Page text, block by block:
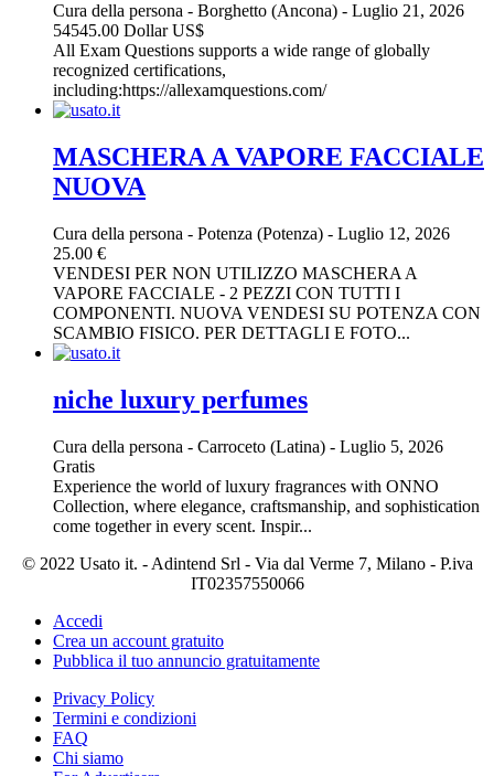
Cura della persona - Borghetto (Ancona) - Luglio 21, 2026
54545.00 Dollar US$
All Exam Questions supports a wide range of globally
recognized certifications,
including:https://allexamquestions.com/
MASCHERA A VAPORE FACCIALE
NUOVA
Cura della persona - Potenza (Potenza) - Luglio 12, 2026
25.00 €
VENDESI PER NON UTILIZZO MASCHERA A
VAPORE FACCIALE - 2 PEZZI CON TUTTI I
COMPONENTI. NUOVA VENDESI SU POTENZA CON
SCAMBIO FISICO. PER DETTAGLI E FOTO...
niche luxury perfumes
Cura della persona - Carroceto (Latina) - Luglio 5, 2026
Gratis
Experience the world of luxury fragrances with ONNO
Collection, where elegance, craftsmanship, and sophistication
come together in every scent. Inspir...
© 2022 Usato it. - Adintend Srl - Via dal Verme 7, Milano - P.iva
IT02357550066
Accedi
Crea un account gratuito
Pubblica il tuo annuncio gratuitamente
Privacy Policy
Termini e condizioni
FAQ
Chi siamo